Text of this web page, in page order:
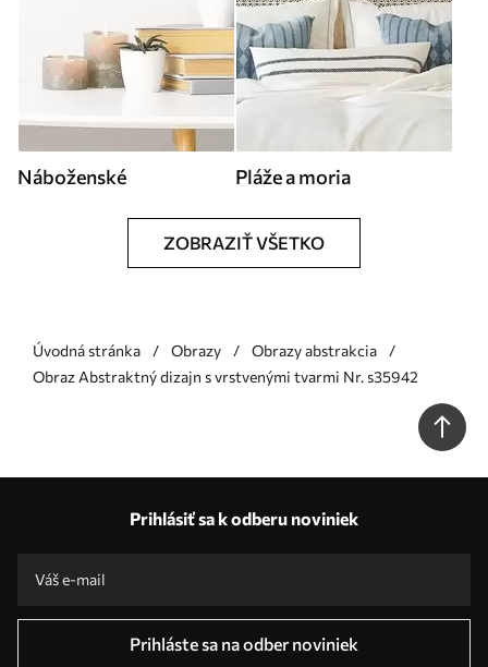
Náboženské Pláže a moria
ZOBRAZIŤ VŠETKO
Úvodná stránka Obrazy
Obrazy abstrakcia
Obraz Abstraktný dizajn s vrstvenými tvarmi Nr. s35942
Prihlásiť sa k odberu noviniek
Prihláste sa na odber noviniek